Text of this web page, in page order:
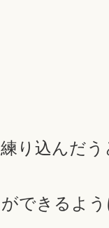
り込んだ
できるよ